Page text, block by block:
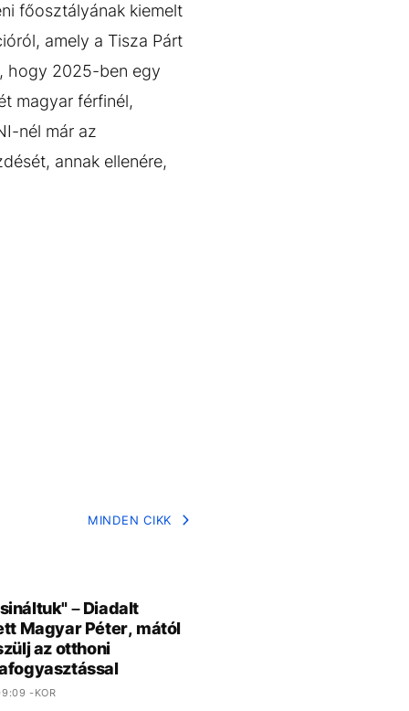
főosztályának kiemelt
amely a Tisza Párt
hogy 2025-ben egy
magyar férfinél,
nél már az
annak ellenére,
MINDEN CIKK
– Diadalt
Magyar Péter, mától
az otthoni
-KOR